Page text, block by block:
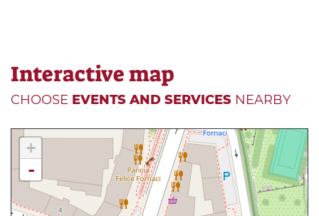
Interactive map
CHOOSE EVENTS AND SERVICES NEARBY
+
-